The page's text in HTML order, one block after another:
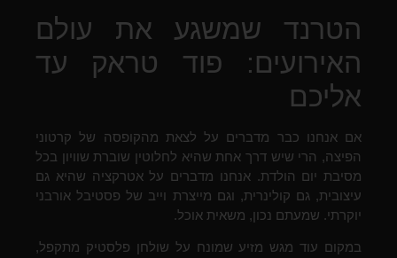
הטרנד שמשגע את עולם
האירועים: פוד טראק עד
אליכם
אם אנחנו כבר מדברים על לצאת מהקופסה של קרטוני
הפיצה, הרי שיש דרך אחת שהיא לחלוטין שוברת שוויון בכל
מסיבת יום הולדת. אנחנו מדברים על אטרקציה שהיא גם
עיצובית, גם קולינרית, וגם מייצרת וייב של פסטיבל אורבני
יוקרתי. שמעתם נכון, משאית אוכל.
במקום עוד מגש מזיע שמונח על שולחן פלסטיק מתקפל,